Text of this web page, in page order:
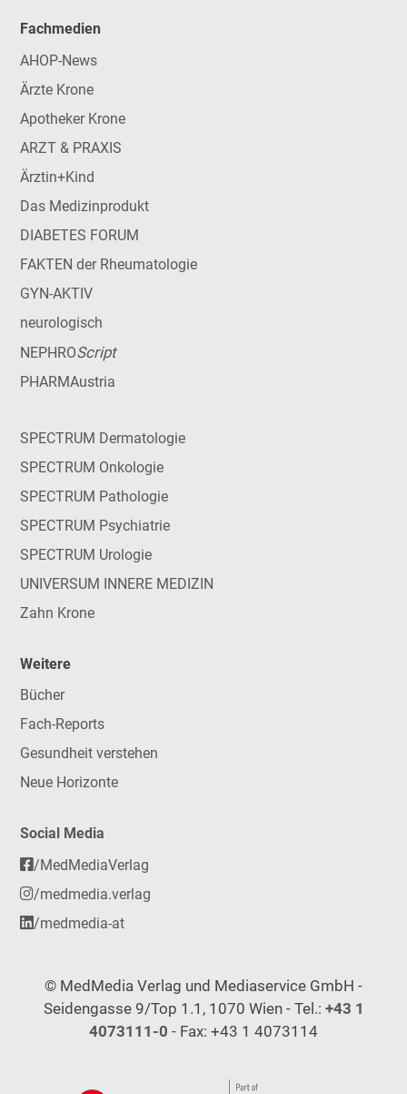
Fachmedien
AHOP-News
Ärzte Krone
Apotheker Krone
ARZT & PRAXIS
Ärztin+Kind
Das Medizinprodukt
DIABETES FORUM
FAKTEN der Rheumatologie
GYN-AKTIV
neurologisch
NEPHROScript
PHARMAustria
SPECTRUM Dermatologie
SPECTRUM Onkologie
SPECTRUM Pathologie
SPECTRUM Psychiatrie
SPECTRUM Urologie
UNIVERSUM INNERE MEDIZIN
Zahn Krone
Weitere
Bücher
Fach-Reports
Gesundheit verstehen
Neue Horizonte
Social Media
/MedMediaVerlag
/medmedia.verlag
/medmedia-at
© MedMedia Verlag und Mediaservice GmbH -
Seidengasse 9/Top 1.1, 1070 Wien - Tel.: +43 1
4073111-0 - Fax: +43 1 4073114